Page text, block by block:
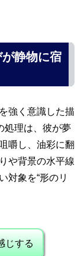
静物に宿
強く意識した描
処理は、彼が夢
嚼し、油彩に翻
や背景の水平線
対象を“形のリ
じする